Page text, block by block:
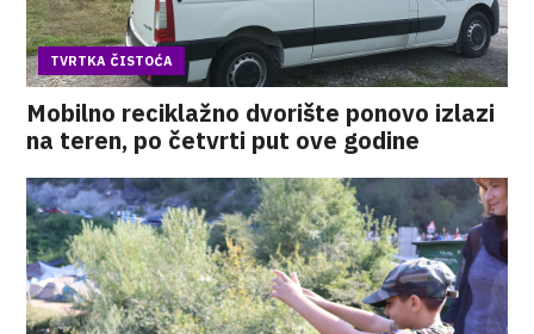
TVRTKA ČISTOĆA
Mobilno reciklažno dvorište ponovo izlazi
na teren, po četvrti put ove godine